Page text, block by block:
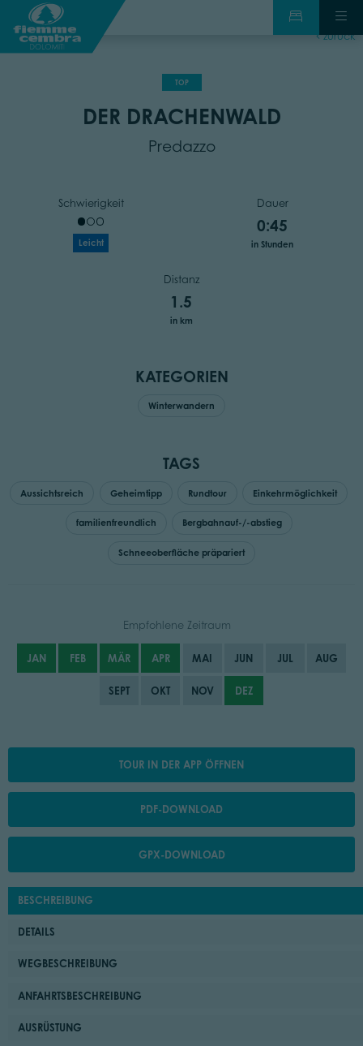
zurück
TOP
DER DRACHENWALD
Predazzo
Schwierigkeit
Leicht
Dauer
0:45
in Stunden
Distanz
1.5
in km
KATEGORIEN
Winterwandern
TAGS
Aussichtsreich Geheimtipp Rundtour Einkehrmöglichkeit
familienfreundlich Bergbahnauf-/-abstieg
Schneeoberfläche präpariert
Empfohlene Zeitraum
JAN FEB MÄR APR MAI JUN JUL AUG
SEPT OKT NOV DEZ
TOUR IN DER APP ÖFFNEN
PDF-DOWNLOAD
GPX-DOWNLOAD
BESCHREIBUNG
DETAILS
WEGBESCHREIBUNG
ANFAHRTSBESCHREIBUNG
AUSRÜSTUNG